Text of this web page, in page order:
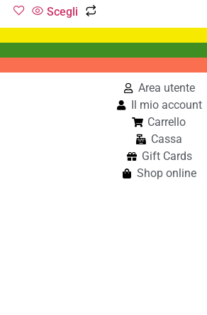
Scegli
Area utente
Il mio account
Carrello
Cassa
Gift Cards
Shop online